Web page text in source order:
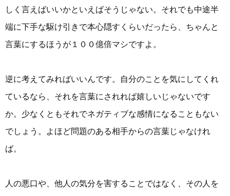
しく言えばいいかといえばそうじゃない。それでも中途半
端に下手な駆け引きで本心隠すくらいだったら、ちゃんと
言葉にするほうが１００億倍マシですよ。
逆に考えてみればいいんです。自分のことを気にしてくれ
ているなら、それを言葉にされれば嬉しいじゃないです
か。少なくともそれでネガティブな感情になることもない
でしょう。よほど問題のある相手からの言葉じゃなけれ
ば。
人の悪口や、他人の気分を害することではなく、その人を